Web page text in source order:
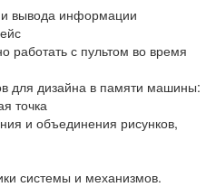
вывода информации
работать с пультом во время
для дизайна в памяти машины:
точка
и объединения рисунков,
системы и механизмов.